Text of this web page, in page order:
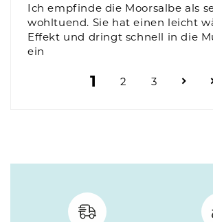
Ich empfinde die Moorsalbe als
wohltuend. Sie hat einen leicht
Effekt und dringt schnell in die
ein
1 2 3